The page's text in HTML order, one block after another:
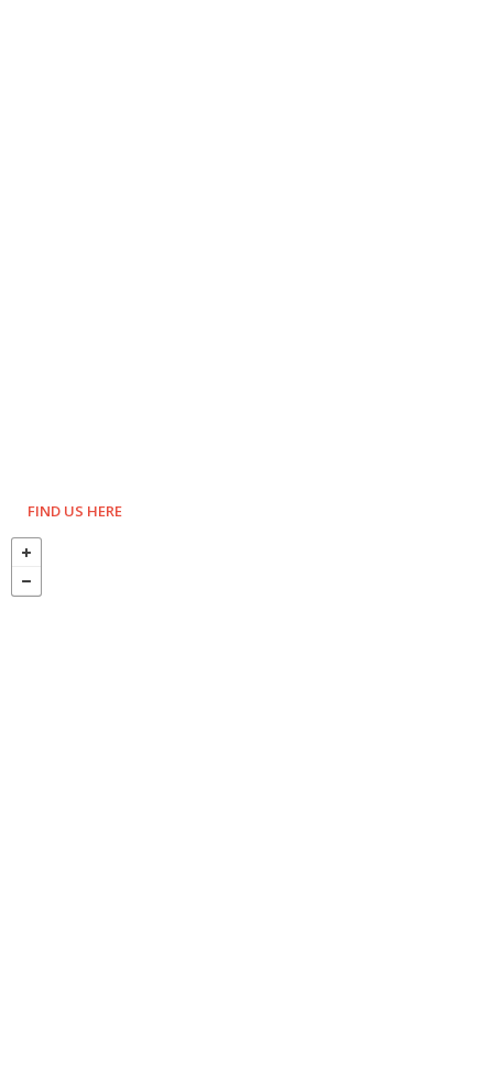
FIND US HERE